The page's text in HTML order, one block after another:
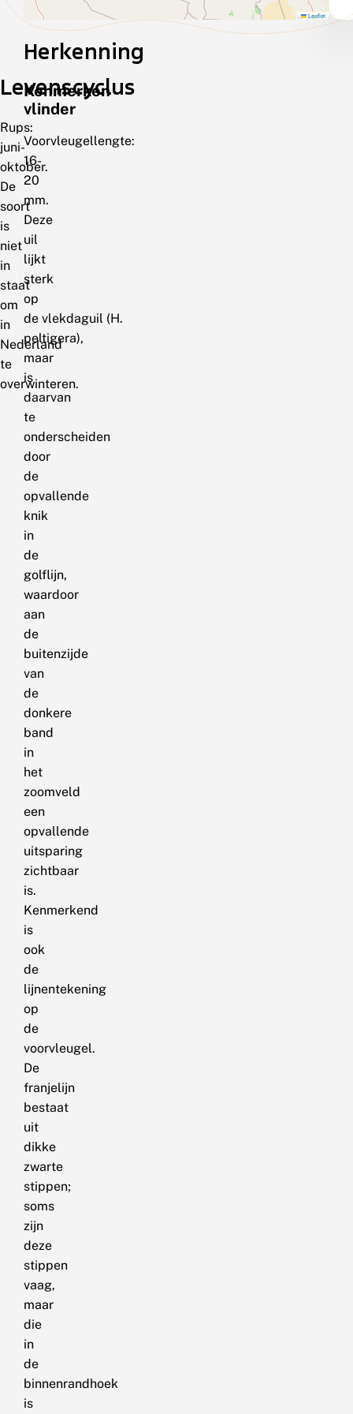
Leaflet
Levenscyclus
Rups:
juni-
oktober.
De
soort
is
niet
in
staat
om
in
Nederland
te
overwinteren.
Herkenning
Kenmerken
vlinder
Voorvleugellengte:
16-
20
mm.
Deze
uil
lijkt
sterk
op
de vlekdaguil (H.
peltigera),
maar
is
daarvan
te
onderscheiden
door
de
opvallende
knik
in
de
golflijn,
waardoor
aan
de
buitenzijde
van
de
donkere
band
in
het
zoomveld
een
opvallende
uitsparing
zichtbaar
is.
Kenmerkend
is
ook
de
lijnentekening
op
de
voorvleugel.
De
franjelijn
bestaat
uit
dikke
zwarte
stippen;
soms
zijn
deze
stippen
vaag,
maar
die
in
de
binnenrandhoek
is